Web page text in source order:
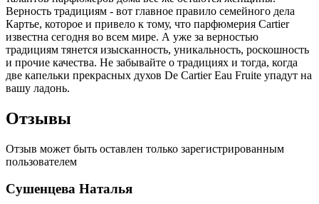
Верность традициям - вот главное правило семейного дела
Картье, которое и привело к тому, что парфюмерия Cartier
известна сегодня во всем мире. А уже за верностью
традициям тянется изысканность, уникальность, роскошность
и прочие качества. Не забывайте о традициях и тогда, когда
две капельки прекрасных духов De Cartier Eau Fruite упадут на
вашу ладонь.
Отзывы
Отзыв может быть оставлен только зарегистрированным
пользователем
Сушенцева Наталья